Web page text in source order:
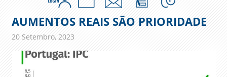
AUMENTOS REAIS SÃO PRIORIDADE
20 Setembro, 2023